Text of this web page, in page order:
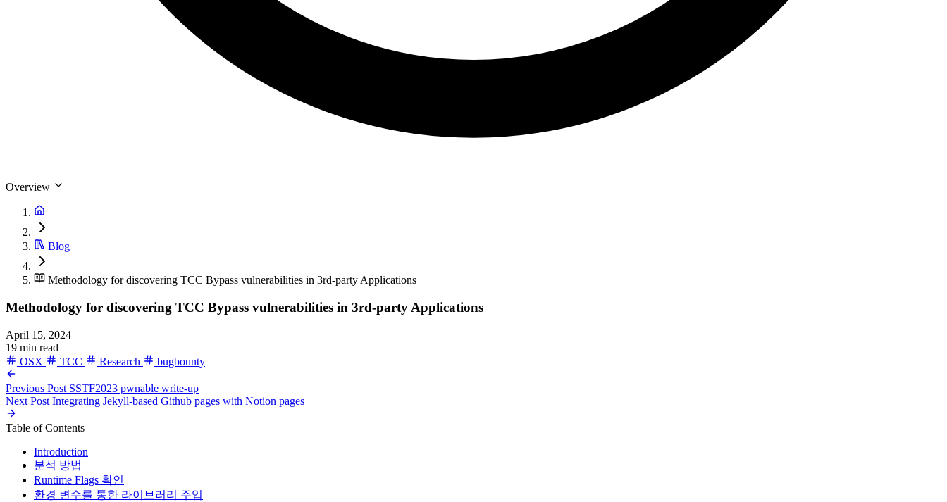
Overview
Blog
Methodology for discovering TCC Bypass vulnerabilities in 3rd-party Applications
Methodology for discovering TCC Bypass vulnerabilities in 3rd-party Applications
April 15, 2024
19 min read
OSX
TCC Research bugbounty
Previous Post SSTF2023 pwnable write-up
Next Post Integrating Jekyll-based Github pages with Notion pages
Table of Contents
Introduction
분석 방법
Runtime Flags 확인
환경 변수를 통한 라이브러리 주입